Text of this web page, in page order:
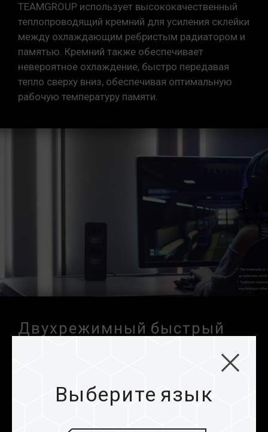
TEAMGROUP использует высококачественный
теплопроводящий кремний для усиления склейки
между охлаждающим ребристым радиатором и
памятью. Кремний также обеспечивает
невероятное охлаждение, быстро передавая
тепло сверху вниз, обеспечивая оптимальную
рабочую температуру памяти.
Двухрежимный быстрый
Изделие поддерживает новейшие технологии
разгона Intel XMP3.0 и AMD EXPO и прошло
Выберите язык